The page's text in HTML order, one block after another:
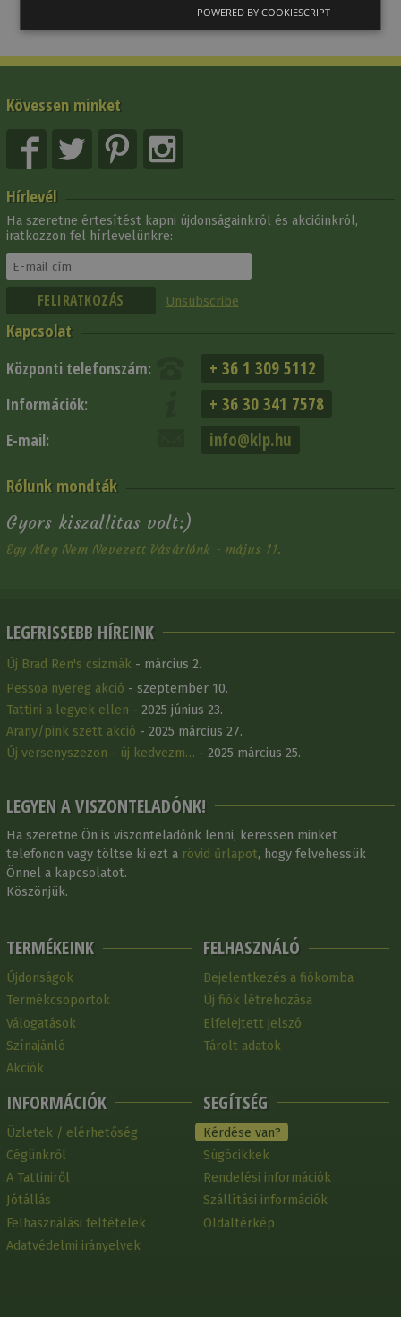
Kövessen minket
Hírlevél
Ha szeretne értesítést kapni újdonságainkról és akcióinkról,
iratkozzon fel hírlevelünkre:
Unsubscribe
Kapcsolat
Központi telefonszám: + 36 1 309 5112
Információk: + 36 30 341 7578
E-mail: info@klp.hu
Rólunk mondták
Gyors kiszallitas volt:)
Egy Meg Nem Nevezett Vásárlónk - május 11.
LEGFRISSEBB HÍREINK
Új Brad Ren's csizmák - március 2.
Pessoa nyereg akció - szeptember 10.
Tattini a legyek ellen - 2025 június 23.
Arany/pink szett akció - 2025 március 27.
Új versenyszezon - új kedvezm… - 2025 március 25.
LEGYEN A VISZONTELADÓNK!
Ha szeretne Ön is viszonteladónk lenni, keressen minket
telefonon vagy töltse ki ezt a rövid űrlapot, hogy felvehessük
Önnel a kapcsolatot.
Köszönjük.
TERMÉKEINK
Újdonságok
Termékcsoportok
Válogatások
Színajánló
Akciók
INFORMÁCIÓK
Üzletek / elérhetőség
Cégünkről
A Tattiniről
Jótállás
Felhasználási feltételek
Adatvédelmi irányelvek
FELHASZNÁLÓ
Bejelentkezés a fiókomba
Új fiók létrehozása
Elfelejtett jelszó
Tárolt adatok
SEGÍTSÉG
Kérdése van?
Súgócikkek
Rendelési információk
Szállítási információk
Oldaltérkép
POWERED BY COOKIESCRIPT